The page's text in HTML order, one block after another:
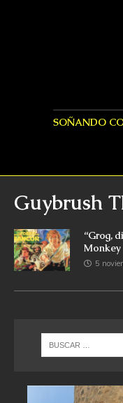
SOÑANDO
Guybrush
“Grog,
Monkey
5